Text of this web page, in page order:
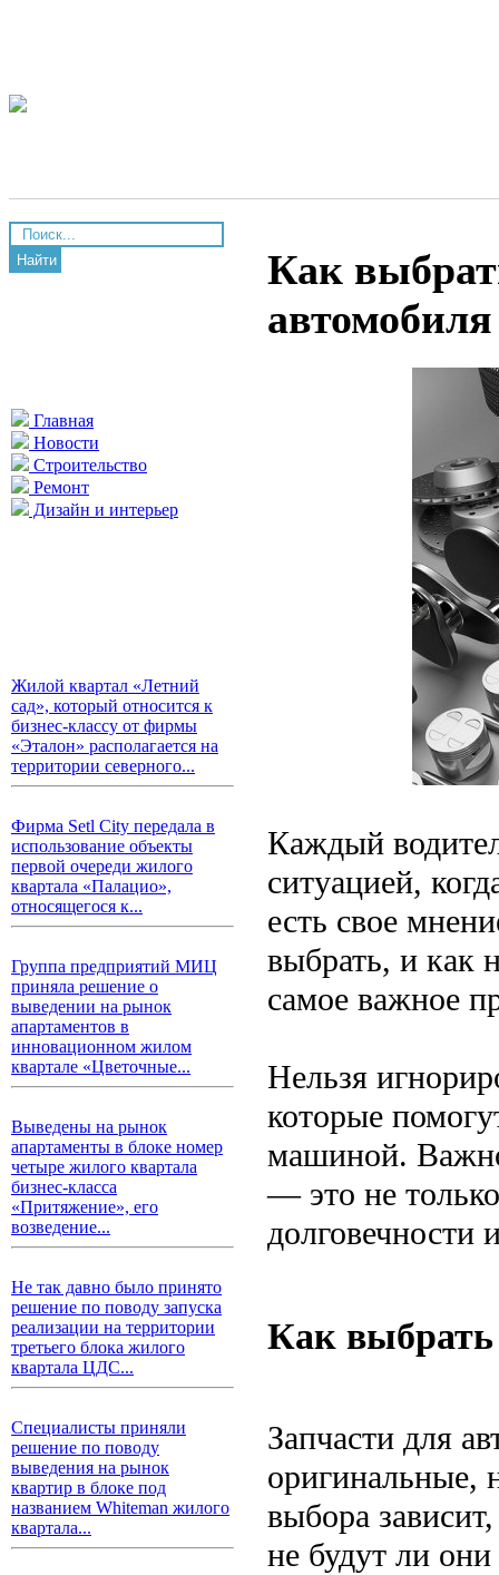
Найти
Главная
Новости
Строительство
Ремонт
Дизайн и интерьер
Жилой квартал «Летний
сад», который относится к
бизнес-классу от фирмы
«Эталон» располагается на
территории северного...
Фирма Setl City передала в
использование объекты
первой очереди жилого
квартала «Палацио»,
относящегося к...
Группа предприятий МИЦ
приняла решение о
выведении на рынок
апартаментов в
инновационном жилом
квартале «Цветочные...
Выведены на рынок
апартаменты в блоке номер
четыре жилого квартала
бизнес-класса
«Притяжение», его
возведение...
Не так давно было принято
решение по поводу запуска
реализации на территории
третьего блока жилого
квартала ЦДС...
Специалисты приняли
решение по поводу
выведения на рынок
квартир в блоке под
названием Whiteman жилого
квартала...
Как
автомобиля
Каждый
ситуацией,
есть свое
выбрать, и как
самое важное
Нельзя
которые
машиной.
— это не
долговечности
Как выбрать
Запчасти для
оригинальные,
выбора
не будут ли